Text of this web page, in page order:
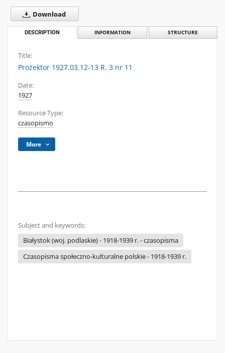
Download
DESCRIPTION INFORMATION STRUCTURE
Title:
Prożektor 1927.03.12-13 R. 3 nr 11
Date:
1927
Resource Type:
czasopismo
More
Subject and keywords:
Białystok (woj. podlaskie) - 1918-1939 r. - czasopisma
Czasopisma społeczno-kulturalne polskie - 1918-1939 r.